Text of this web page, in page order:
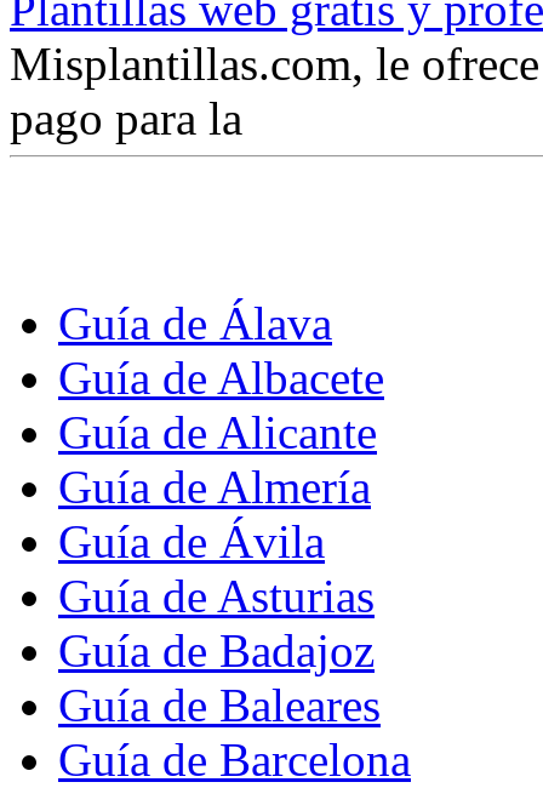
Misplantillas.com, le
pago para la
Guía de Álava
Guía de Albacete
Guía de Alicante
Guía de Almería
Guía de Ávila
Guía de Asturias
Guía de Badajoz
Guía de Baleares
Guía de Barcelona